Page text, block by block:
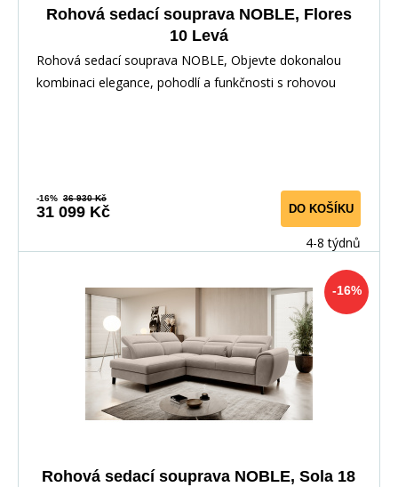
Rohová sedací souprava NOBLE, Flores
10 Levá
Rohová sedací souprava NOBLE, Objevte dokonalou
kombinaci elegance, pohodlí a funkčnosti s rohovou
-16% 36 930 Kč
31 099 Kč DO KOŠÍKU
4-8 týdnů
-16%
Rohová sedací souprava NOBLE, Sola 18